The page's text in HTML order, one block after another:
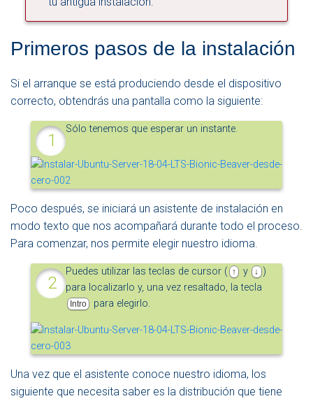
Primeros pasos de la instalación
Si el arranque se está produciendo desde el dispositivo
correcto, obtendrás una pantalla como la siguiente:
Sólo tenemos que esperar un instante.
Poco después, se iniciará un asistente de instalación en
modo texto que nos acompañará durante todo el proceso.
Para comenzar, nos permite elegir nuestro idioma.
Puedes utilizar las teclas de cursor ( ↑ y ↓
)
para localizarlo y, una vez resaltado, la tecla
Intro para elegirlo.
Una vez que el asistente conoce nuestro idioma, los
siguiente que necesita saber es la distribución que tiene